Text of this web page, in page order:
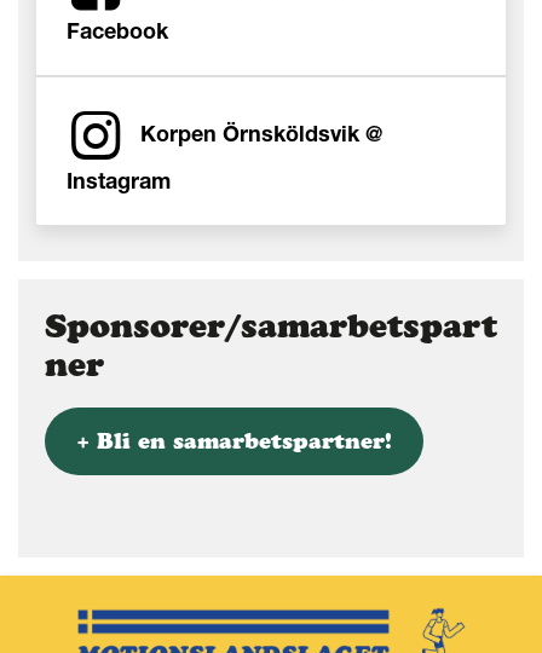
Facebook
Korpen Örnsköldsvik @
Instagram
Sponsorer/samarbetspart
ner
+ Bli en samarbetspartner!